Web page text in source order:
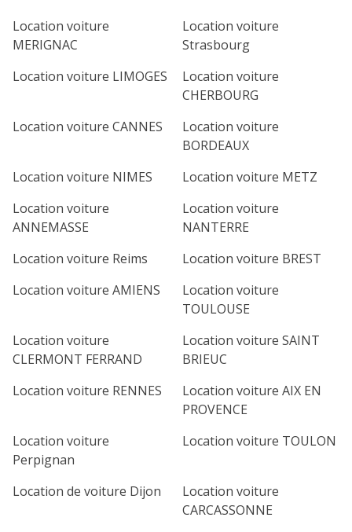
Location voiture
MERIGNAC
Location voiture
Strasbourg
Location voiture LIMOGES
Location voiture
CHERBOURG
Location voiture CANNES
Location voiture
BORDEAUX
Location voiture NIMES
Location voiture METZ
Location voiture
ANNEMASSE
Location voiture
NANTERRE
Location voiture Reims
Location voiture BREST
Location voiture AMIENS
Location voiture
TOULOUSE
Location voiture
CLERMONT FERRAND
Location voiture SAINT
BRIEUC
Location voiture RENNES
Location voiture AIX EN
PROVENCE
Location voiture
Perpignan
Location voiture TOULON
Location de voiture Dijon
Location voiture
CARCASSONNE